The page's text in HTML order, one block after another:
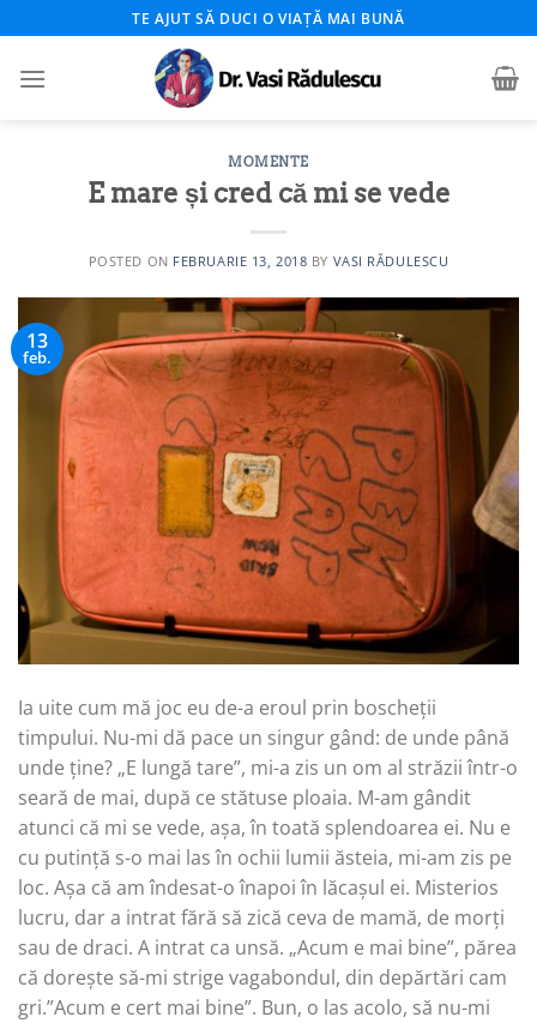
to
content
TE AJUT SĂ DUCI O VIAȚĂ MAI BUNĂ
MOMENTE
E mare și cred că mi se vede
POSTED ON FEBRUARIE 13, 2018 BY VASI RĂDULESCU
13
feb.
Ia uite cum mă joc eu de-a eroul prin boscheții
timpului. Nu-mi dă pace un singur gând: de unde până
unde ține? „E lungă tare”, mi-a zis un om al străzii într-o
seară de mai, după ce stătuse ploaia. M-am gândit
atunci că mi se vede, așa, în toată splendoarea ei. Nu e
cu putință s-o mai las în ochii lumii ăsteia, mi-am zis pe
loc. Așa că am îndesat-o înapoi în lăcașul ei. Misterios
lucru, dar a intrat fără să zică ceva de mamă, de morți
sau de draci. A intrat ca unsă. „Acum e mai bine”, părea
că dorește să-mi strige vagabondul, din depărtări cam
gri.”Acum e cert mai bine”. Bun, o las acolo, să nu-mi